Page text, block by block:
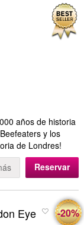
años de historia
y los
de Londres!
Reservar
Eye -20%